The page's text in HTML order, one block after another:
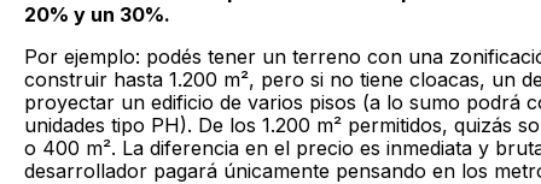
20% y un 30%.
Por ejemplo: podés tener un terreno con una
construir hasta 1.200 m², pero si no tiene cloacas, un
proyectar un edificio de varios pisos (a lo sumo podrá
unidades tipo PH). De los 1.200 m² permitidos, quizás
o 400 m². La diferencia en el precio es inmediata y
desarrollador pagará únicamente pensando en los